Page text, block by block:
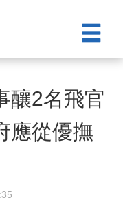
釀2名飛官
從優撫